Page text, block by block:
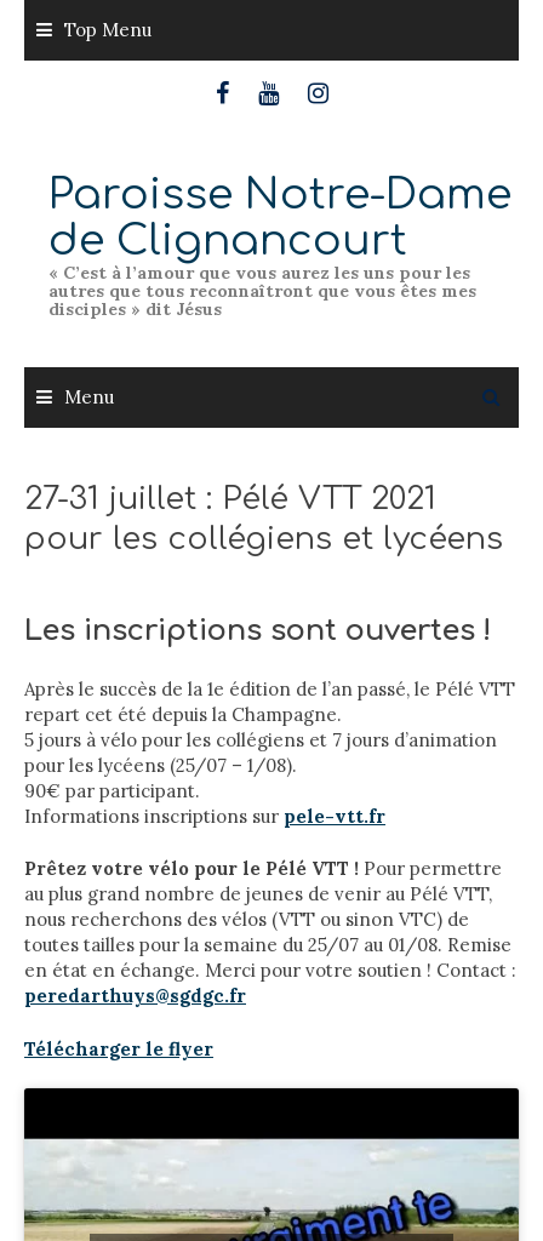
content
Top Menu
Paroisse Notre-Dame
de Clignancourt
« C’est à l’amour que vous aurez les uns pour les
autres que tous reconnaîtront que vous êtes mes
disciples » dit Jésus
Menu
27-31 juillet : Pélé VTT 2021
pour les collégiens et lycéens
Les inscriptions sont ouvertes !
Après le succès de la 1e édition de l’an passé, le Pélé VTT
repart cet été depuis la Champagne.
5 jours à vélo pour les collégiens et 7 jours d’animation
pour les lycéens (25/07 – 1/08).
90€ par participant.
Informations inscriptions sur pele-vtt.fr
Prêtez votre vélo pour le Pélé VTT ! Pour permettre
au plus grand nombre de jeunes de venir au Pélé VTT,
nous recherchons des vélos (VTT ou sinon VTC) de
toutes tailles pour la semaine du 25/07 au 01/08. Remise
en état en échange. Merci pour votre soutien ! Contact :
peredarthuys@sgdgc.fr
Télécharger le flyer